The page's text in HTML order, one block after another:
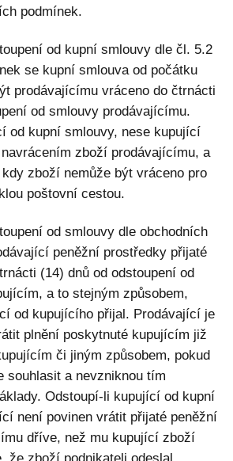
podmínek.
od kupní smlouvy dle čl. 5.2
se kupní smlouva od počátku
prodávajícímu vráceno do čtrnácti
od smlouvy prodávajícímu.
od kupní smlouvy, nese kupující
zboží prodávajícímu, a
zboží nemůže být vráceno pro
poštovní cestou.
od smlouvy dle obchodních
peněžní prostředky přijaté
(14) dnů od odstoupení od
a to stejným způsobem,
od kupujícího přijal. Prodávající je
plnění poskytnuté kupujícím již
či jiným způsobem, pokud
souhlasit a nevzniknou tím
Odstoupí-li kupující od kupní
není povinen vrátit přijaté peněžní
dříve, než mu kupující zboží